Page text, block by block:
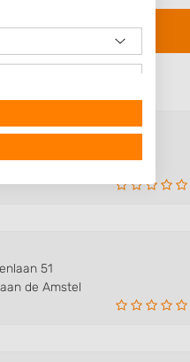
51
de Amstel